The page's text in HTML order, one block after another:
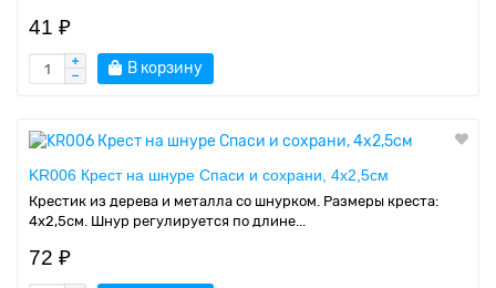
41 ₽
В корзину
KR006 Крест на шнуре Спаси и сохрани, 4х2,5см
Крестик из дерева и металла со шнурком. Размеры креста:
4х2,5см. Шнур регулируется по длине...
72 ₽